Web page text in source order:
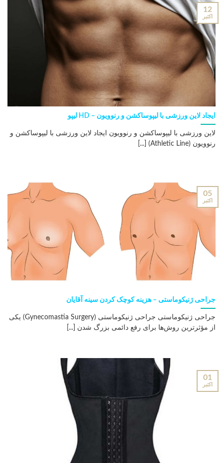
ایجاد لاین ورزشی با لیپوساکشن و رنوویون – HD لیپو
لاین ورزشی با لیپوساکشن و رنوویون ایجاد لاین ورزشی با لیپوساکشن و
رنوویون (Athletic Line) [...]
12
اکتبر
جراحی ژنیکوماستی – هزینه کوچک کردن سینه آقایان
جراحی ژنیکوماستی جراحی ژنیکوماستی (Gynecomastia Surgery) یکی
از مؤثرترین روش‌ها برای رفع دائمی بزرگ شدن [...]
05
اکتبر
01
اکتبر